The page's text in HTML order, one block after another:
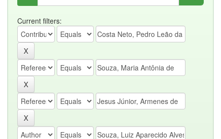
Current filters: